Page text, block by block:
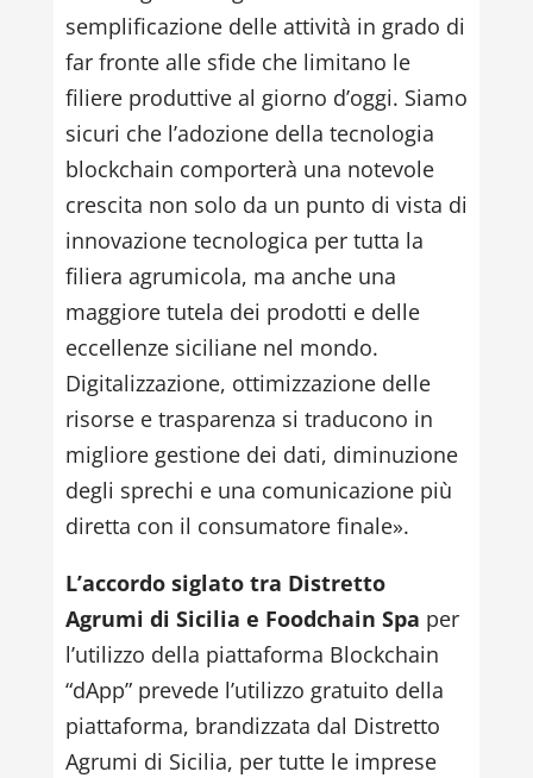
semplificazione delle attività in grado di
far fronte alle sfide che limitano le
filiere produttive al giorno d’oggi. Siamo
sicuri che l’adozione della tecnologia
blockchain comporterà una notevole
crescita non solo da un punto di vista di
innovazione tecnologica per tutta la
filiera agrumicola, ma anche una
maggiore tutela dei prodotti e delle
eccellenze siciliane nel mondo.
Digitalizzazione, ottimizzazione delle
risorse e trasparenza si traducono in
migliore gestione dei dati, diminuzione
degli sprechi e una comunicazione più
diretta con il consumatore finale».
L’accordo siglato tra Distretto
Agrumi di Sicilia e Foodchain Spa per
l’utilizzo della piattaforma Blockchain
“dApp” prevede l’utilizzo gratuito della
piattaforma, brandizzata dal Distretto
Agrumi di Sicilia, per tutte le imprese